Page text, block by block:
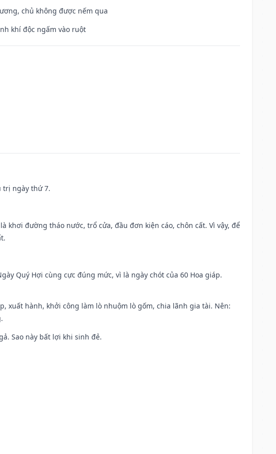
chủ không được nếm qua
khí độc ngấm vào ruột
trị ngày thứ 7.
khơi đường tháo nước, trổ cửa, đầu đơn kiện cáo, chôn cất. Vì vậy, để
Quý Hợi cùng cực đúng mức, vì là ngày chót của 60 Hoa giáp.
xuất hành, khởi công làm lò nhuộm lò gốm, chia lãnh gia tài. Nên:
Sao này bất lợi khi sinh đẻ.